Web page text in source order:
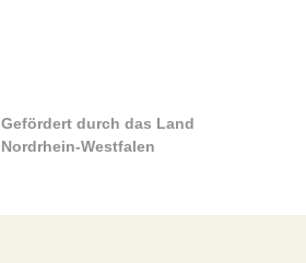
Gefördert durch das Land
Nordrhein-Westfalen